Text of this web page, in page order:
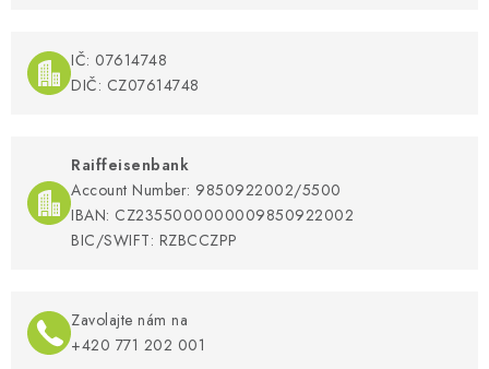
IČ: 07614748
DIČ: CZ07614748
Raiffeisenbank
Account Number: 9850922002/5500
IBAN: CZ2355000000009850922002
BIC/SWIFT: RZBCCZPP
Zavolajte nám na
+420 771 202 001​